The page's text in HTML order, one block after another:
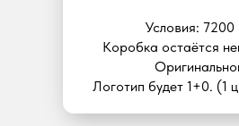
Условия: 7200
Коробка остаётся
Логотип будет 1+0. (1